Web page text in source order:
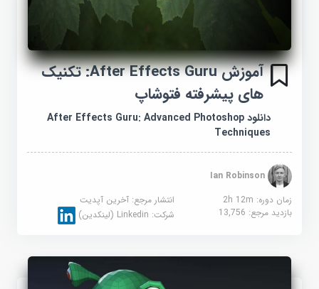
آموزش After Effects Guru: تکنیک
های پیشرفته فتوشاپ
دانلود After Effects Guru: Advanced Photoshop
Techniques
Ian Robinson
زمان دوره: 2h 12m
انتشار مرجع:آخرین آپدیت
بازدید مرجع:13,756 شرکت:Linkedin (لینکدین)